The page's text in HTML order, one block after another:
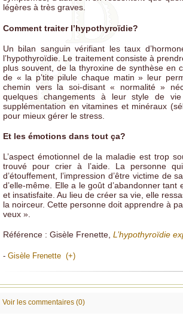
légères à très graves.
Comment traiter l’hypothyroïdie?
Un bilan sanguin vérifiant les taux
l’hypothyroïdie. Le traitement consiste à
plus souvent, de la thyroxine de synthèse en
de « la p’tite pilule chaque matin » leur
chemin vers la soi-disant « normalité »
quelques changements à leur style de
supplémentation en vitamines et minéraux
pour mieux gérer le stress.
Et les émotions dans tout ça?
L’aspect émotionnel de la maladie est trop
trouvé pour crier à l’aide. La personne
d’étouffement, l’impression d’être victime de
d’elle-même. Elle a le goût d’abandonner
et insatisfaite. Au lieu de créer sa vie, elle
la noirceur. Cette personne doit apprendre à
veux ».
Référence : Gisèle Frenette, L’hypothyroïdie
- Gisèle Frenette (+)
Voir les commentaires (0)